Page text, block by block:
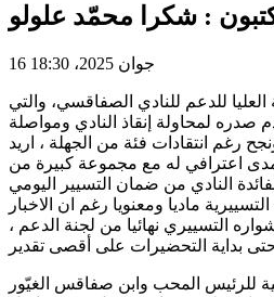
: شكرا محمّد علولو
16 جوان 2025، 18:30
العليا للدعم للنادي الصفاقسي، والتي
صدره لمحاولة إنقاذ النادي ومواصلة
رغم انتقادات فئة من الجهلة ، اريد
اعترافي له مع مجموعة كبيرة من
النادي من ضمان التسيير اليومي
ماديا ومعنويا رغم ان الاخبار
التسييري نهائيا من لجنة الدعم ،
للرئيس المحب وابن صفاقس الغيّور